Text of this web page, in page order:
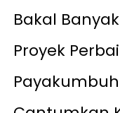
Bakal
Proyek